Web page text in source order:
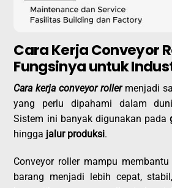
Cara Kerja Conveyor
Fungsinya untuk
Cara kerja conveyor rollermenjadi
yang perlu dipahami dalam
Sistem ini banyak digunakan pada
hingga jalur produksi.
Conveyor roller mampu
barang menjadi lebih cepat,